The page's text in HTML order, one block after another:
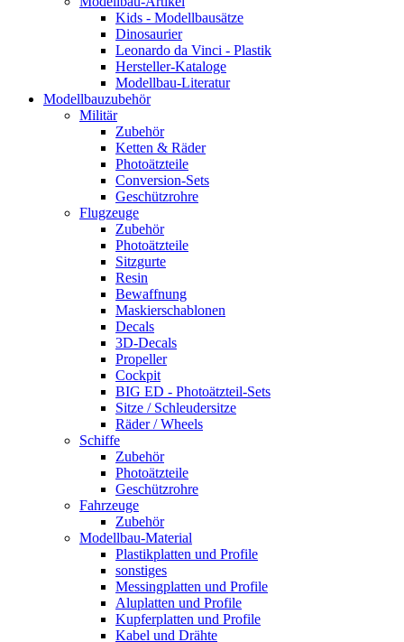
Kids - Modellbausätze
Dinosaurier
Leonardo da Vinci - Plastik
Hersteller-Kataloge
Modellbau-Literatur
Modellbauzubehör
Militär
Zubehör
Ketten & Räder
Photoätzteile
Conversion-Sets
Geschützrohre
Flugzeuge
Zubehör
Photoätzteile
Sitzgurte
Resin
Bewaffnung
Maskierschablonen
Decals
3D-Decals
Propeller
Cockpit
BIG ED - Photoätzteil-Sets
Sitze / Schleudersitze
Räder / Wheels
Schiffe
Zubehör
Photoätzteile
Geschützrohre
Fahrzeuge
Zubehör
Modellbau-Material
Plastikplatten und Profile
sonstiges
Messingplatten und Profile
Aluplatten und Profile
Kupferplatten und Profile
Kabel und Drähte